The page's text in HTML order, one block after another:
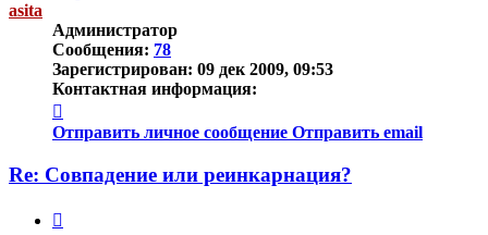
asita
Администратор
Сообщения: 78
Зарегистрирован: 09 дек 2009, 09:53
Контактная информация:
информация
пользователя
Отправить личное сообщение Отправить email
Re: Совпадение или реинкарнация?